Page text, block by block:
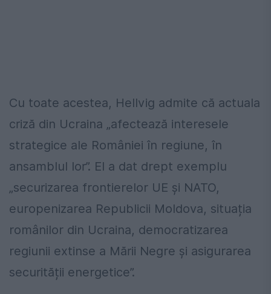
Cu toate acestea, Hellvig admite că actuala
criză din Ucraina „afectează interesele
strategice ale României în regiune, în
ansamblul lor”. El a dat drept exemplu
„securizarea frontierelor UE și NATO,
europenizarea Republicii Moldova, situația
românilor din Ucraina, democratizarea
regiunii extinse a Mării Negre și asigurarea
securității energetice”.